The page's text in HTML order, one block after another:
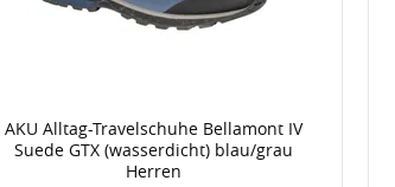
AKU Alltag-Travelschuhe Bellamont IV
Suede GTX (wasserdicht) blau/grau
Herren